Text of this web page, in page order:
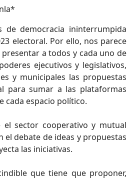
de democracia ininterrumpida
electoral. Por ello, nos parece
a todos y cada uno de
ejecutivos y legislativos,
y municipales las propuestas
para sumar a las plataformas
cada espacio político.
sector cooperativo y mutual
el debate de ideas y propuestas
las iniciativas.
que tiene que proponer,